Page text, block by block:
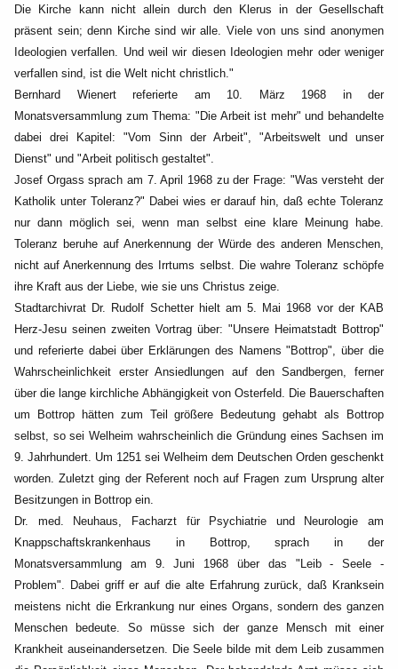
Die Kirche kann nicht allein durch den Klerus in der Gesellschaft
präsent sein; denn Kirche sind wiralle. Viele von uns sind anonymen
Ideologien verfallen. Und weil wir diesen Ideologien mehr oder weniger
verfallen sind, ist die Welt nicht christlich."
Bernhard Wienert referierte am 10. März 1968 in der
Monatsversammlung zum Thema: "Die Arbeit ist mehr" und behandelte
dabei drei Kapitel: "Vom Sinn der Arbeit", "Arbeitswelt und unser
Dienst" und "Arbeit politisch gestaltet".
Josef Orgass sprach am 7. April 1968 zu der Frage: "Was versteht der
Katholik unter Toleranz?" Dabei wies er darauf hin, daß echte Toleranz
nur dann möglich sei, wenn man selbst eine klare
Meinung habe.
Toleranz beruhe auf Anerkennung der Würde des anderen Menschen,
nicht aufAnerkennung des Irrtums selbst. Die wahre Toleranz schöpfe
ihre Kraft aus der Liebe, wie sie uns Christus zeige.
Stadtarchivrat Dr. Rudolf Schetter hielt am 5. Mai 1968 vor der KAB
Herz-Jesu seinen zweiten Vortrag über: "Unsere Heimatstadt Bottrop"
und referierte dabei über Erklärungen des Namens "Bottrop", über die
Wahrscheinlichkeit erster Ansiedlungen auf den Sandbergen, ferner
über die lange kirchliche Abhängigkeit von Osterfeld. Die Bauerschaften
um Bottrop hätten zum Teil größere Bedeutung gehabtals Bottrop
selbst, so sei Welheim wahrscheinlich die Gründung eines Sachsen im
9. Jahrhundert. Um 1251 sei Welheim dem Deutschen Orden geschenkt
worden. Zuletzt ging der Referent noch auf Fragen zum Ursprung alter
Besitzungen in Bottrop ein.
Dr. med. Neuhaus, Facharzt für Psychiatrie und Neurologie am
Knappschaftskrankenhaus in Bottrop,sprach in der
Monatsversammlung am 9. Juni 1968 über das "Leib - Seele -
Problem". Dabei griff erauf die alte Erfahrung zurück, daß Kranksein
meistens nicht die Erkrankung nur eines Organs, sondern des ganzen
Menschen bedeute. So müsse sich der ganze Mensch mit einer
Krankheit auseinandersetzen. Die Seele bilde mit dem Leib zusammen